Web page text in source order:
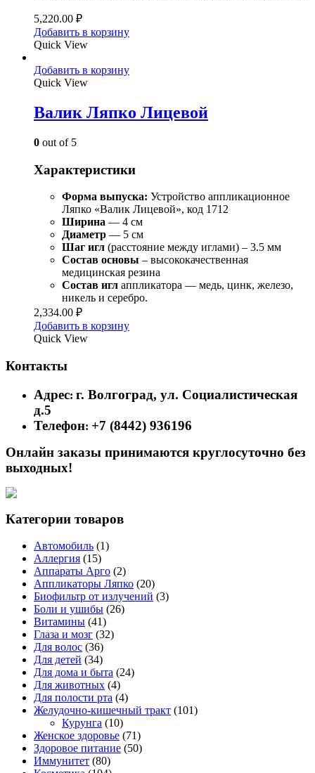
5,220.00 ₽
Добавить в корзину
Quick View
Добавить в корзину
Quick View
Валик Ляпко Лицевой
0 out of 5
Характеристики
Форма выпуска: Устройство аппликационное
Ляпко «Валик Лицевой», код 1712
Ширина — 4 см
Диаметр — 5 см
Шаг игл (расстояние между иглами) – 3.5 мм
Состав основы – высококачественная
медицинская резина
Состав игл аппликатора — медь, цинк, железо,
никель и серебро.
2,334.00 ₽
Добавить в корзину
Quick View
Контакты
Адрес: г. Волгоград, ул. Социалистическая
д.5
Телефон: +7 (8442) 936196
Онлайн заказы принимаются круглосуточно без
выходных!
Категории товаров
Автомобиль (1)
Аллергия (15)
Аппараты Арго (2)
Аппликаторы Ляпко (20)
Биофильтр от излучений (3)
Боли и ушибы (26)
Витамины (41)
Глаза и мозг (32)
Для волос (36)
Для детей (34)
Для дома и быта (24)
Для животных (4)
Для полости рта (4)
Желудочно-кишечный тракт (101)
Курунга (10)
Женское здоровье (71)
Здоровое питание (50)
Иммунитет (80)